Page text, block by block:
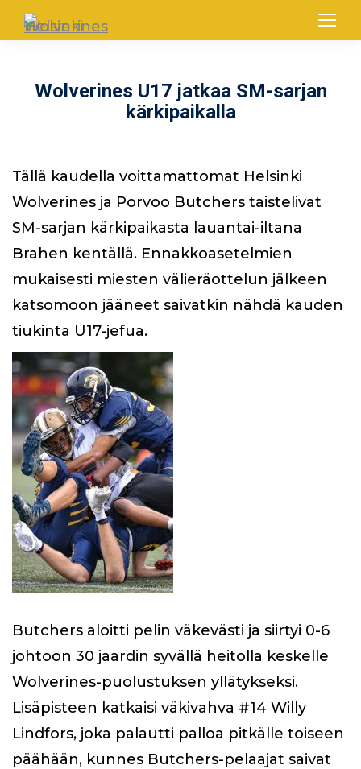
Wolverines U17 jatkaa SM-sarjan
kärkipaikalla
Tällä kaudella voittamattomat Helsinki
Wolverines ja Porvoo Butchers taistelivat
SM-sarjan kärkipaikasta lauantai-iltana
Brahen kentällä. Ennakkoasetelmien
mukaisesti miesten välieräottelun jälkeen
katsomoon jääneet saivatkin nähdä kauden
tiukinta U17-jefua.
Butchers aloitti pelin väkevästi ja siirtyi 0-6
johtoon 30 jaardin syvällä heitolla keskelle
Wolverines-puolustuksen yllätykseksi.
Lisäpisteen katkaisi väkivahva #14 Willy
Lindfors, joka palautti palloa pitkälle toiseen
päähään, kunnes Butchers-pelaajat saivat